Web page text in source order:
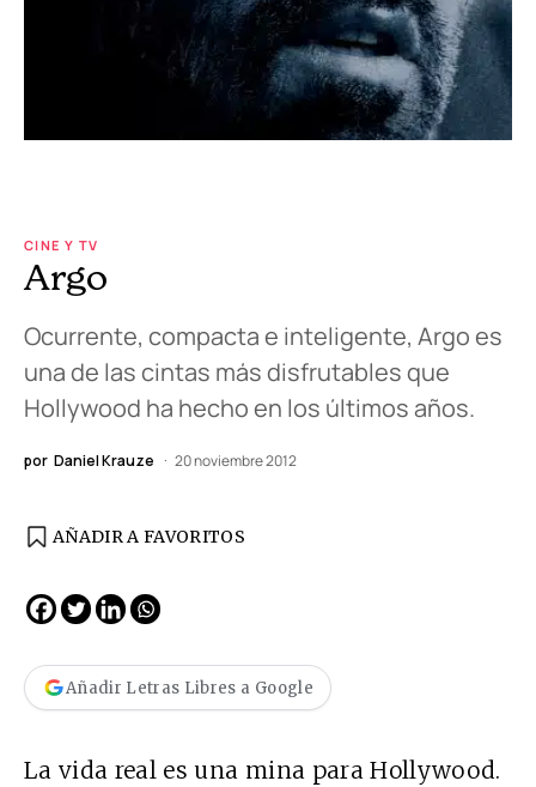
CINE Y TV
Argo
Ocurrente, compacta e inteligente, Argo es
una de las cintas más disfrutables que
Hollywood ha hecho en los últimos años.
por Daniel Krauze 20 noviembre 2012
AÑADIR A FAVORITOS
Añadir Letras Libres a Google
La vida real es una mina para Hollywood.